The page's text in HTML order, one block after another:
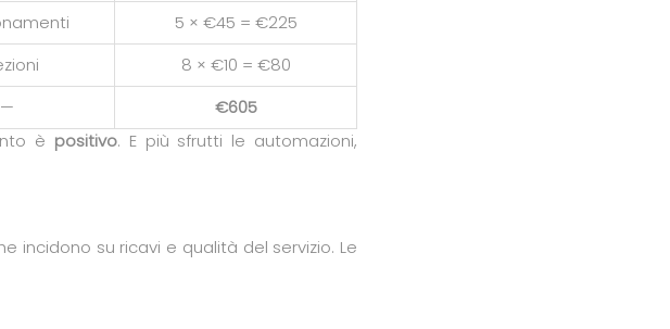
5 × €45 = €225
8 × €10 = €80
—
€605
è positivo. E più sfrutti le automazioni,
incidono su ricavi e qualità del servizio. Le